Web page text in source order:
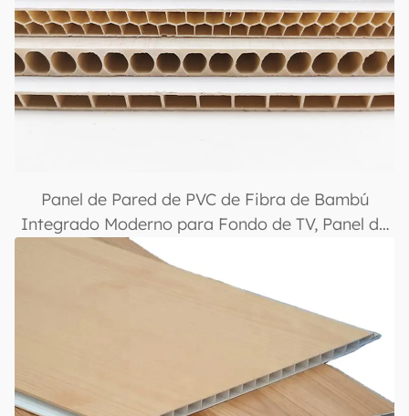
Panel de Pared de PVC de Fibra de Bambú
Integrado Moderno para Fondo de TV, Panel de
Pared de Paquete Duro para Techo Interior, Uso
en Hoteles